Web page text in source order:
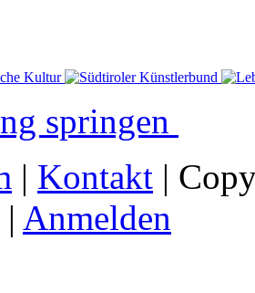
springen
| Kontakt |
Anmelden